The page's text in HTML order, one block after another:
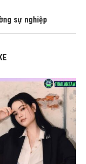
sự nghiệp